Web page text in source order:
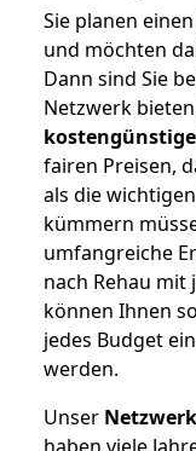
Sie planen
und möchten
Dann sind Sie
Netzwerk
fairen Preisen,
als die
kümmern
umfangreiche
nach Rehau
können Ihnen
jedes Budget
werden.
Unser Netzwerk